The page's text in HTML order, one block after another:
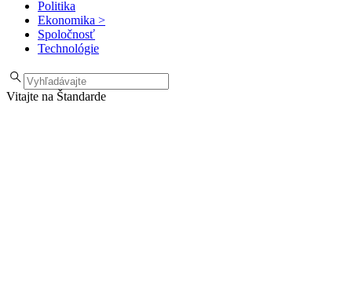
Politika
Ekonomika >
Spoločnosť
Technológie
Vitajte na Štandarde